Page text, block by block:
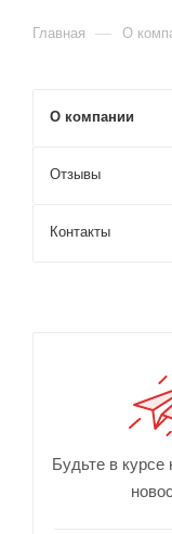
Главная — О
О компании
Отзывы
Контакты
Будьте в